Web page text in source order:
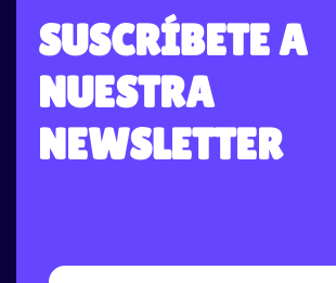
SUSCRÍBETE A
NUESTRA
NEWSLETTER